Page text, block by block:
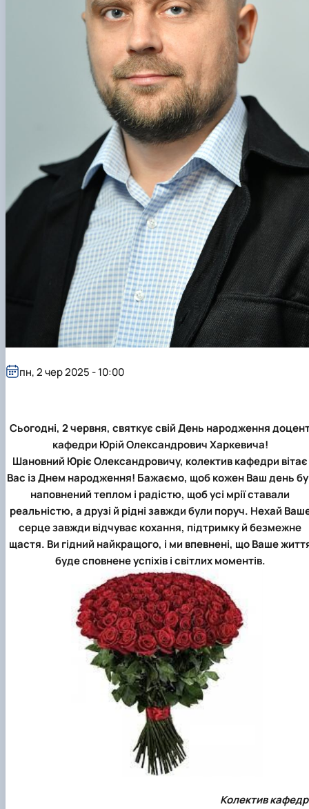
Сьогодні, 2 червня, святкує свій День народження
кафедри Юрій Олександрович Харкевича!
Шановний Юріє Олександровичу, колектив кафедри вітає
Вас із Днем народження! Бажаємо, щоб кожен Ваш день
наповнений теплом і радістю, щоб усі мрії ставали
реальністю, а друзі й рідні завжди були поруч. Нехай
серце завжди відчуває кохання, підтримку й безмежне
щастя. Ви гідний найкращого, і ми впевнені, що Ваше
буде сповнене успіхів і світлих моментів.
Колектив
пн, 2 чер 2025 - 10:00